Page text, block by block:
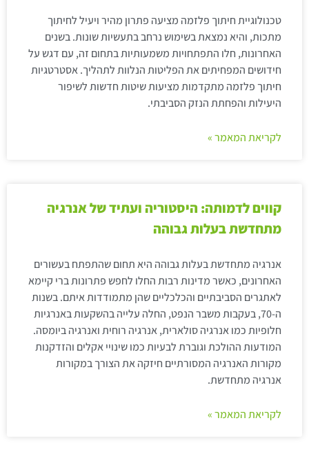
טכנולוגיית חיתוך פלזמה מציעה פתרון מהיר ויעיל לחיתוך
מתכות, והיא נמצאת בשימוש נרחב בתעשיות שונות. בשנים
האחרונות, חלו התפתחויות משמעותיות בתחום זה, עם דגש על
חידושים המפחיתים את הפליטות הנלוות לתהליך. אסטרטגיות
חיתוך פלזמה מתקדמות מציעות שיטות חדשות לשיפור
היעילות והפחתת הנזק הסביבתי.
לקריאת המאמר »
קווים לדמותה: היסטוריה ועתיד של אנרגיה
מתחדשת בעלות גבוהה
אנרגיה מתחדשת בעלות גבוהה היא תחום שהתפתח בעשורים
האחרונים, כאשר מדינות רבות החלו לחפש פתרונות ברי קיימא
לאתגרים הסביבתיים והכלכליים שהן מתמודדות איתם. בשנות
ה-70, בעקבות משבר הנפט, החלה עלייה בהשקעות באנרגיות
חלופיות כמו אנרגיה סולארית, אנרגיה רוחית ואנרגיה ביומסה.
המודעות ההולכת וגוברת לבעיות כמו שינויי אקלים והזדקנות
מקורות האנרגיה המסורתיים חיזקה את הצורך במקורות
אנרגיה מתחדשת.
לקריאת המאמר »